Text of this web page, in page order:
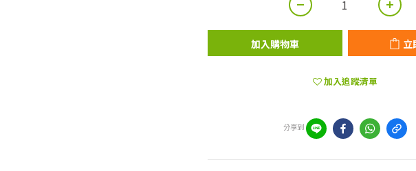
加入購物車 立
加入追蹤清單
分享到